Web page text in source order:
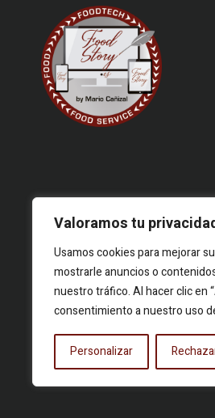
Valoramos tu
Usamos cookies para mejorar
mostrarle anuncios o
nuestro tráfico. Al hacer clic en
consentimiento a nuestro uso
Personalizar
© 2026 Food Story, Todos los
editorial independiente. Las
creativas bajo seudónimo.
hechos reales y fuentes públicas.